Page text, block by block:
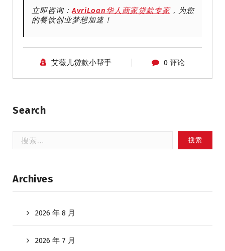
立即咨询：AvriLoan华人商家贷款专家，为您
的餐饮创业梦想加速！
艾薇儿贷款小帮手 0 评论
Search
索：
Archives
2026 年 8 月
2026 年 7 月